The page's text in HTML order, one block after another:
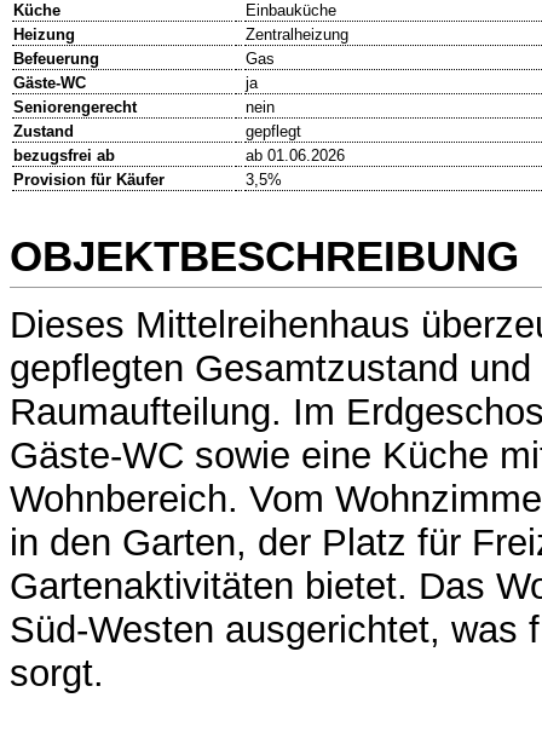
Küche
Einbauküche
Heizung
Zentralheizung
Befeuerung
Gas
Gäste-WC
ja
Seniorengerecht
nein
Zustand
gepflegt
bezugsfrei ab
ab 01.06.2026
Provision für Käufer
3,5%
OBJEKTBESCHREIBUNG
Dieses Mittelreihenhaus
gepflegten Gesamtzustand
Raumaufteilung. Im
Gäste-WC sowie eine Küche
Wohnbereich. Vom
in den Garten, der Platz für
Gartenaktivitäten bietet. Das
Süd-Westen ausgerichtet, was
sorgt.